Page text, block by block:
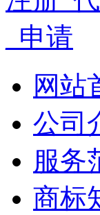
网站
公司
服务
商标